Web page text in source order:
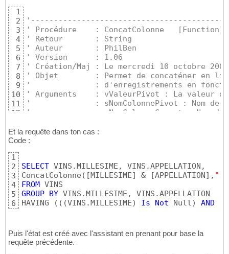
1
2
3
4
5
6
7
8
9
10
11
12
14
15
17
18
19
20
21
22
25
26
' Procédure    : ConcatColonne   [Function]
' Retour       : String
' Auteur       : PhilBen
' Version      : 1.06
' Création/Maj : Le mercredi 10 octobre 2007
' Objet        : Permet de concaténer en
'              : d'enregistrements en
' Arguments    : vValeurPivot : La valeur
'              : sNomColonnePivot : Nom de
'              : sNomColonneConcat : Nom de
'              : sWhere : Permet d'appliquer
'              : bGroupBy : Regroupement
' Remarques    : * Ralentie sensiblement la
'              : * Le type de la colonne
'              : * Pour des raisons de
'              :   colonne de concaténation,
' Exemple      : SELECT [MaColPivot],
' Historique   : 1.03 : Correction bug si le
'              : 1.04 : Complément
Et la requête dans ton cas :
Code :
1
2
3
4
5
6
SELECT VINS.MILLESIME, VINS.APPELLATION,
ConcatColonne ( [ MILLESIME] & [APPELLATION ] ,
FROM
GROUP
BY VINS.MILLESIME, VINS.APPELLATION
HAVING
( ( (VINS.MILLESIME) Is Not Null) AND
Puis l'état est créé avec l'assistant en prenant pour base la
requête précédente.